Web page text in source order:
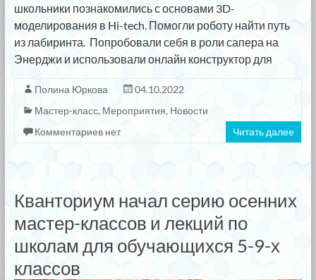
школьники познакомились с основами 3D-
моделирования в Hi-tech. Помогли роботу найти путь
из лабиринта. Попробовали себя в роли сапера на
Энерджи и использовали онлайн конструктор для
Полина Юркова
04.10.2022
Мастер-класс, Мероприятия, Новости
Комментариев нет
Читать далее
Кванториум начал серию осенних
мастер-классов и лекций по
школам для обучающихся 5-9-х
классов